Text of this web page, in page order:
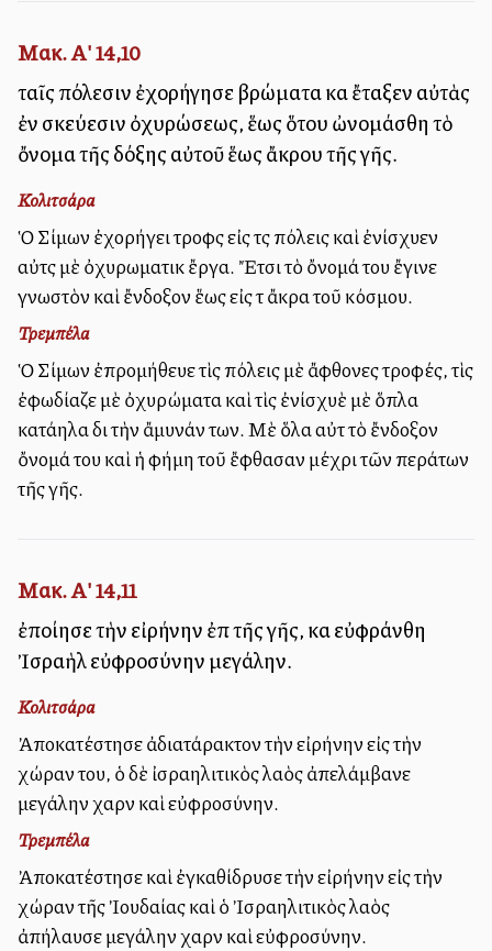
Μακ. Α' 14,10
ταῖς πόλεσιν ἐχορήγησε βρώματα καὶ ἔταξεν αὐτὰς
ἐν σκεύεσιν ὀχυρώσεως, ἕως ὅτου ὠνομάσθη τὸ
ὄνομα τῆς δόξης αὐτοῦ ἕως ἄκρου τῆς γῆς.
Κολιτσάρα
Ὁ Σίμων ἐχορήγει τροφὰς εἰς τὰς πόλεις καὶ ἐνίσχυεν
αὐτὰς μὲ ὀχυρωματικὰ ἔργα. Ἔτσι τὸ ὄνομά του ἔγινε
γνωστὸν καὶ ἔνδοξον ἕως εἰς τὰ ἄκρα τοῦ κόσμου.
Τρεμπέλα
Ὁ Σίμων ἐπρομήθευε τὶς πόλεις μὲ ἄφθονες τροφές, τὶς
ἐφωδίαζε μὲ ὀχυρώματα καὶ τὶς ἐνίσχυὲ μὲ ὅπλα
κατάλληλα διὰ τὴν ἄμυνάν των. Μὲ ὅλα αὐτὰ τὸ ἔνδοξον
ὄνομά του καὶ ἡ φήμη τοῦ ἔφθασαν μέχρι τῶν περάτων
τῆς γῆς.
Μακ. Α' 14,11
ἐποίησε τὴν εἰρήνην ἐπὶ τῆς γῆς, καὶ εὐφράνθη
Ἰσραὴλ εὐφροσύνην μεγάλην.
Κολιτσάρα
Ἀποκατέστησε ἀδιατάρακτον τὴν εἰρήνην εἰς τὴν
χώραν του, ὁ δὲ ἰσραηλιτικὸς λαὸς ἀπελάμβανε
μεγάλην χαρὰν καὶ εὐφροσύνην.
Τρεμπέλα
Ἀποκατέστησε καὶ ἐγκαθίδρυσε τὴν εἰρήνην εἰς τὴν
χώραν τῆς Ἰουδαίας καὶ ὁ Ἰσραηλιτικὸς λαὸς
ἀπήλαυσε μεγάλην χαρὰν καὶ εὐφροσύνην.